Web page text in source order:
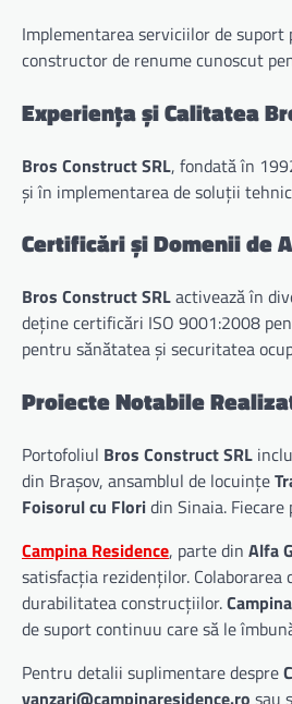
Implementarea serviciilor de suport
constructor de renume cunoscut
Experiența și Calitatea
Bros Construct SRL, fondată în
și în implementarea de soluții
Certificări și Domenii de
Bros Construct SRLactivează în
deține certificări ISO 9001:2008
pentru sănătatea și securitatea
Proiecte Notabile
Portofoliul Bros Construct SRL
din Brașov, ansamblul de locuințe
Foisorul cu Floridin Sinaia.
Campina Residence, parte din Alfa
satisfacția rezidenților. Colaborarea
durabilitatea construcțiilor.
de suport continuu care să le
Pentru detalii suplimentare despre
vanzari@campinaresidence.ro sau